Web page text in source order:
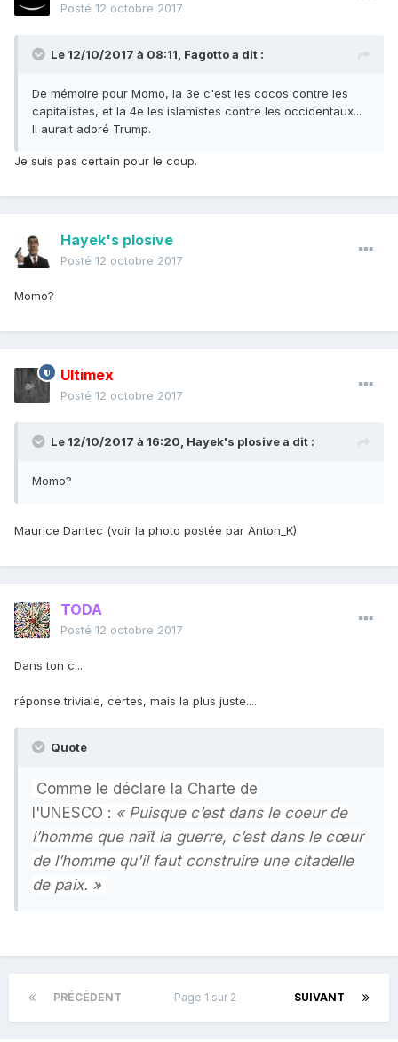
Posté 12 octobre 2017
Le 12/10/2017 à 08:11, Fagottoa dit :
De mémoire pour Momo, la 3e c'est les cocos contre les
capitalistes, et la 4e les islamistes contre les occidentaux...
Il aurait adoré Trump.
Je suis pas certain pour le coup.
Hayek's plosive
Posté 12 octobre 2017
Momo?
Ultimex
Posté 12 octobre 2017
Le 12/10/2017 à 16:20, Hayek's plosivea dit :
Momo?
Maurice Dantec (voir la photo postée par Anton_K).
TODA
Posté 12 octobre 2017
Dans ton c...
réponse triviale, certes, mais la plus juste....
Quote
Comme le déclare la Charte de
l'UNESCO : « Puisque c’est dans le coeur de
l’homme que naît la guerre, c’est dans le cœur
de l’homme qu'il faut construire une citadelle
de paix. »
PRÉCÉDENT SUIVANT
Page 1 sur 2